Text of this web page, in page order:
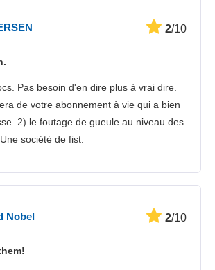
2/10
Pas besoin d'en dire plus à vrai dire.
de votre abonnement à vie qui a bien
2) le foutage de gueule au niveau des
société de fist.
Nobel 2/10